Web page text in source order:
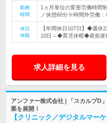
勤務
時間
1ヵ月単位の変形労働時間
／休憩60分※時間外労働：
休日
休暇
【年間休日107日】◆週休
10日～◆育児休暇◆産前産
求人詳細を見る
アンファー株式会社 | 「スカルプD
業を展開！
【クリニック／デジタルマー